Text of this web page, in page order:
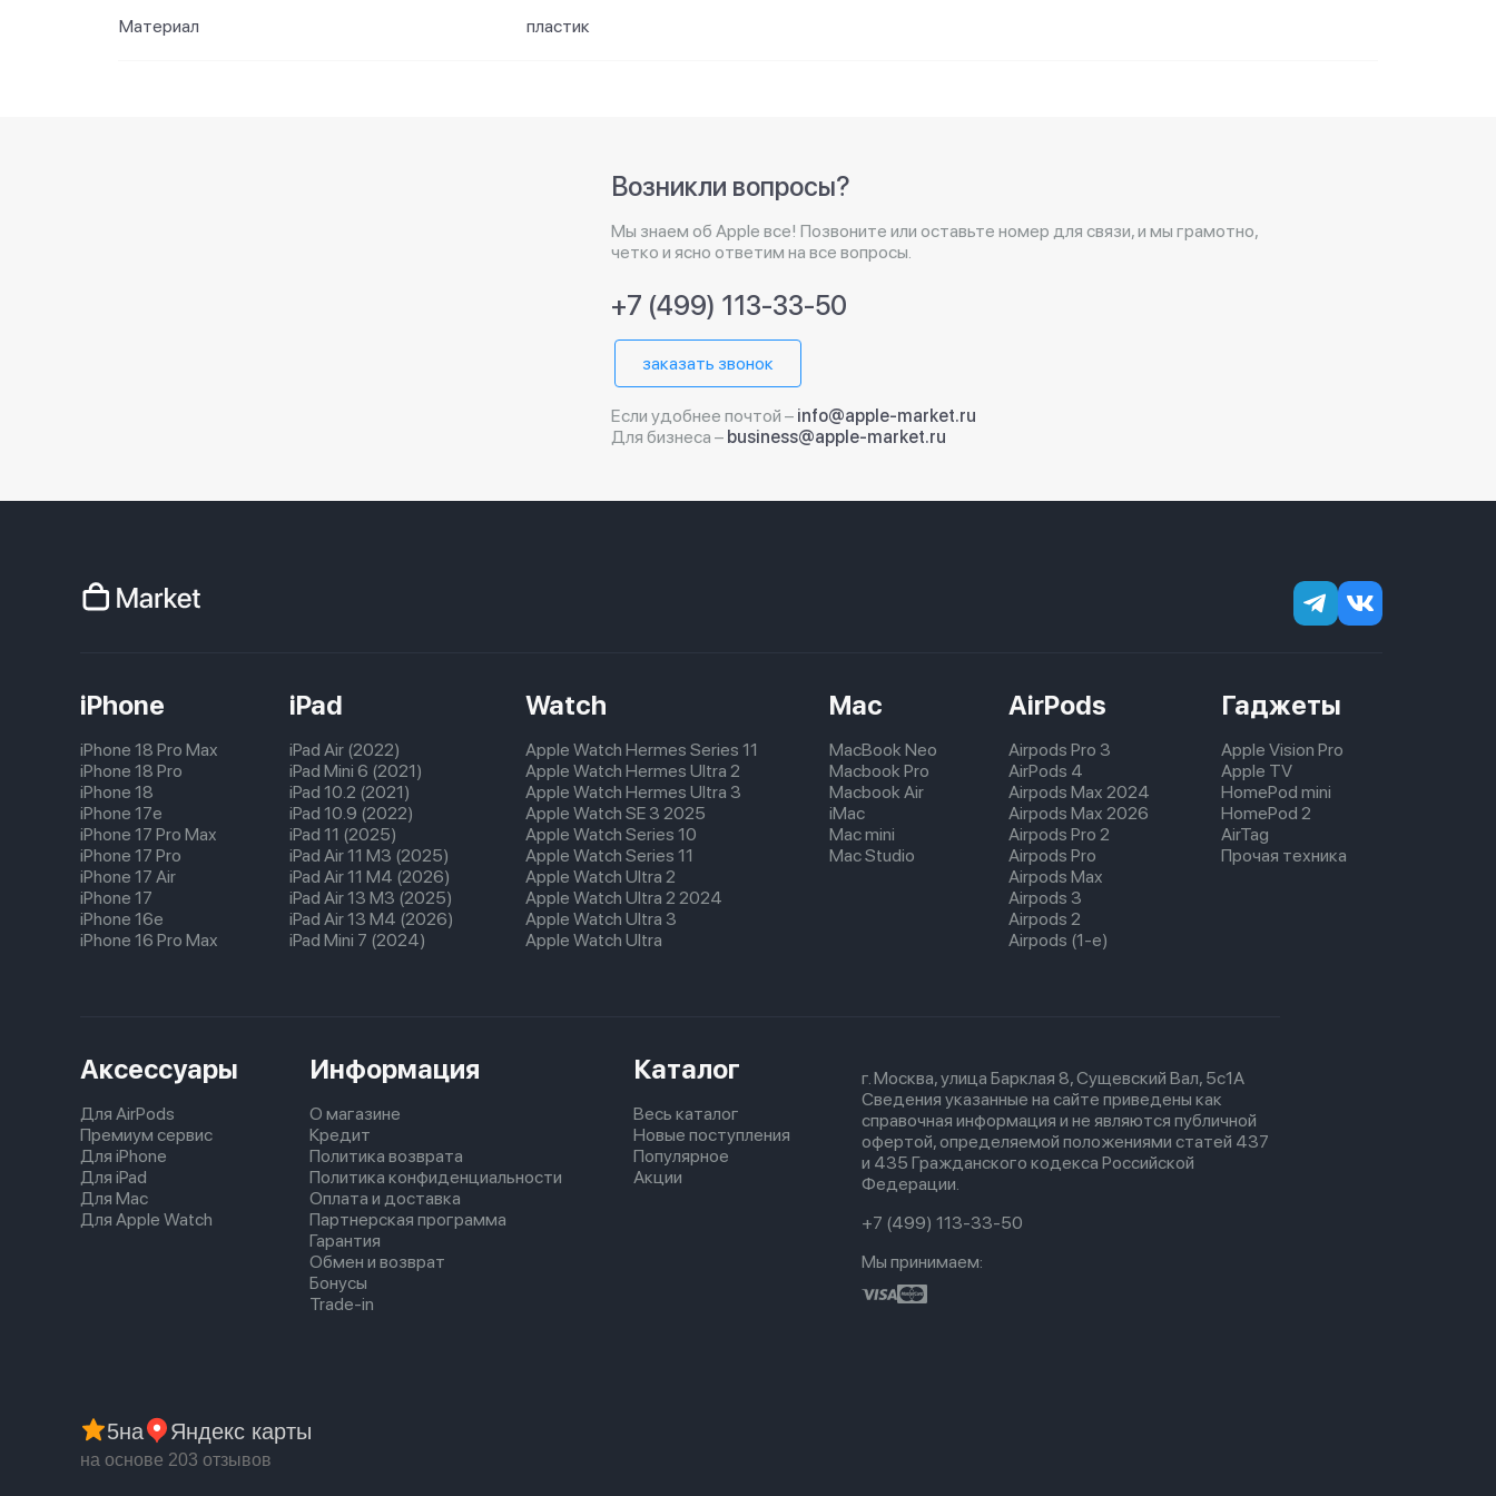
Материал пластик
Возникли вопросы?
Мы знаем об Apple все! Позвоните или оставьте номер для связи, и мы грамотно,
четко и ясно ответим на все вопросы.
+7 (499) 113-33-50
заказать звонок
Если удобнее почтой – info@apple-market.ru
Для бизнеса – business@apple-market.ru
iPhone
iPhone 18 Pro Max
iPhone 18 Pro
iPhone 18
iPhone 17e
iPhone 17 Pro Max
iPhone 17 Pro
iPhone 17 Air
iPhone 17
iPhone 16e
iPhone 16 Pro Max
iPad
iPad Air (2022)
iPad Mini 6 (2021)
iPad 10.2 (2021)
iPad 10.9 (2022)
iPad 11 (2025)
iPad Air 11 M3 (2025)
iPad Air 11 M4 (2026)
iPad Air 13 M3 (2025)
iPad Air 13 M4 (2026)
iPad Mini 7 (2024)
Watch
Apple Watch Hermes Series 11
Apple Watch Hermes Ultra 2
Apple Watch Hermes Ultra 3
Apple Watch SE 3 2025
Apple Watch Series 10
Apple Watch Series 11
Apple Watch Ultra 2
Apple Watch Ultra 2 2024
Apple Watch Ultra 3
Apple Watch Ultra
Mac
MacBook Neo
Macbook Pro
Macbook Air
iMac
Mac mini
Mac Studio
AirPods
Airpods Pro 3
AirPods 4
Airpods Max 2024
Airpods Max 2026
Airpods Pro 2
Airpods Pro
Airpods Max
Airpods 3
Airpods 2
Airpods (1-е)
Гаджеты
Apple Vision Pro
Apple TV
HomePod mini
HomePod 2
AirTag
Прочая техника
Аксессуары
Для AirPods
Премиум сервис
Для iPhone
Для iPad
Для Mac
Для Apple Watch
Информация
О магазине
Кредит
Политика возврата
Политика конфиденциальности
Оплата и доставка
Партнерская программа
Гарантия
Обмен и возврат
Бонусы
Trade-in
Каталог
Весь каталог
Новые поступления
Популярное
Акции
г. Москва, улица Барклая 8, Сущевский Вал, 5с1А
Сведения указанные на сайте приведены как
справочная информация и не являются публичной
офертой, определяемой положениями статей 437
и 435 Гражданского кодекса Российской
Федерации.
+7 (499) 113-33-50
Мы принимаем:
5на Яндекс карты
на основе 203 отзывов